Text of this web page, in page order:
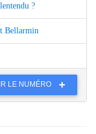
?
Bellarmin
LE NUMÉRO